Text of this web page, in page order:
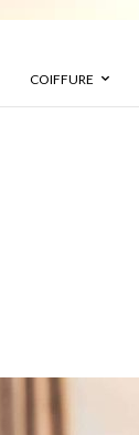
COIFFURE